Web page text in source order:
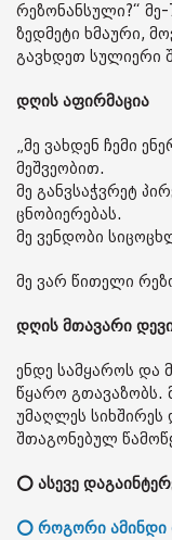
რეზონანსული?“
ზედმეტი ხმაური,
გავხდეთ სულიერი
დღის აფირმაცია
„მე ვახდენ ჩემი
მეშვეობით.
მე განვსაჭვრეტ
ცნობიერებას.
მე ვენდობი
მე ვარ წითელი
დღის მთავარი
ენდე სამყაროს და
წყარო გთავაზობს.
უმაღლეს სიხშირეს
შთაგონებულ
⭕ ასევე
⭕ როგორი ამინდი